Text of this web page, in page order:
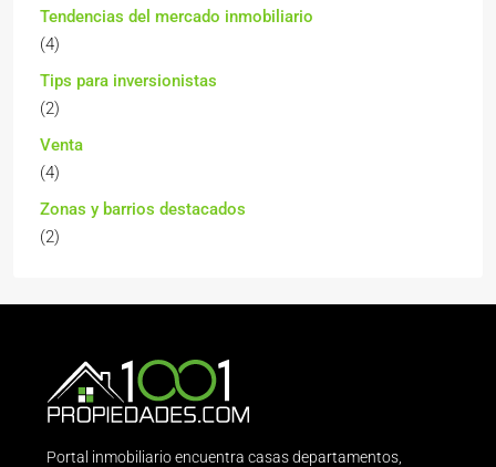
Tendencias del mercado inmobiliario
(4)
Tips para inversionistas
(2)
Venta
(4)
Zonas y barrios destacados
(2)
Portal inmobiliario encuentra casas departamentos,